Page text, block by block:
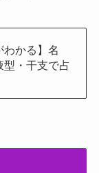
わかる】名
型・干支で占